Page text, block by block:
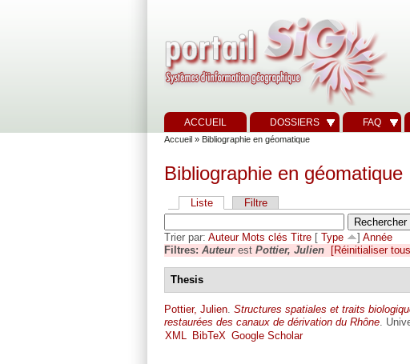
ACCUEIL DOSSIERS FAQ
Accueil » Bibliographie en géomatique
Bibliographie en géomatique
Liste Filtre
Trier par: Auteur Mots clés Titre [ Type ] Année
Filtres: Auteurest Pottier, Julien [Réinitialiser
Thesis
Pottier, Julien Structures spatiales et traits
restaurées des canaux de dérivation du Rhône .
XML
BibTeX Google Scholar